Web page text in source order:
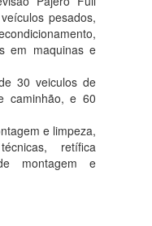
pesados,
em maquinas e
30 veiculos de
caminhão, e 60
e limpeza,
retífica
montagem e